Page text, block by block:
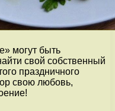
могут быть
свой собственный
праздничного
свою любовь,